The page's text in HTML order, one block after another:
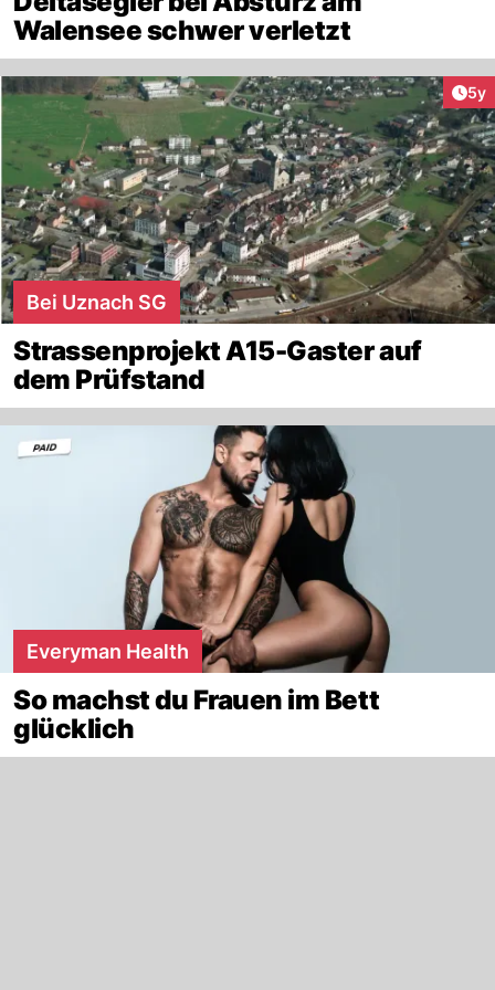
Walensee schwer verletzt
5y
Bei Uznach SG
Strassenprojekt A15-Gaster auf
dem Prüfstand
Everyman Health
So machst du Frauen im Bett
glücklich